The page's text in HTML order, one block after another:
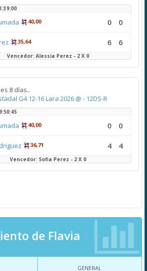
40,00 0 0
35,64 6 6
Vencedor: Alessia Perez - 2 X 0
8 días..
G4 12-16 Lara 2026 @ - 12DS-R
40,00 0 0
36,71 4 4
Vencedor: Sofia Perez - 2 X 0
de Flavia
GENERAL